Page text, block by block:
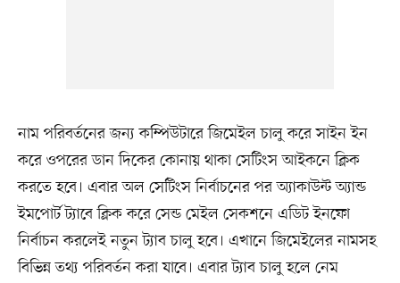
নাম পরিবর্তনের জন্য কম্পিউটারে জিমেইল চালু করে সাইন ইন
করে ওপরের ডান দিকের কোনায় থাকা সেটিংস আইকনে ক্লিক
করতে হবে। এবার অল সেটিংস নির্বাচনের পর অ্যাকাউন্ট অ্যান্ড
ইমপোর্ট ট্যাবে ক্লিক করে সেন্ড মেইল সেকশনে এডিট ইনফো
নির্বাচন করলেই নতুন ট্যাব চালু হবে। এখানে জিমেইলের নামসহ
বিভিন্ন তথ্য পরিবর্তন করা যাবে। এবার ট্যাব চালু হলে নেম